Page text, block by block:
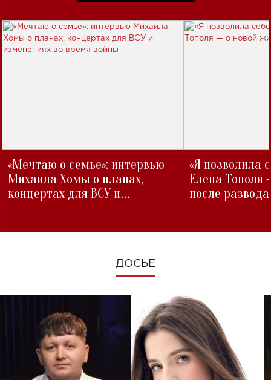
«Мечтаю о семье»: интервью
Михаила Хомы о планах,
концертах для ВСУ и
«Я позволила
Елена Тополя
после развода
ДОСЬЕ